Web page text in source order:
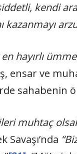
kendi
kazanmayı
hayırlı
ensar ve
sahabenin
muhtaç
Savaşı’nda